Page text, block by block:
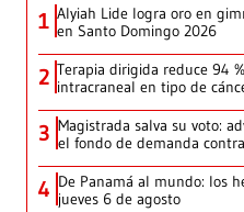
1 Alyiah Lide logra oro en
en Santo Domingo 2026
2 Terapia dirigida reduce 94
intracraneal en tipo de
3 Magistrada salva su voto:
el fondo de demanda
4 De Panamá al mundo: los
jueves 6 de agosto